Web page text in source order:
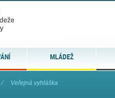
MLÁDEŽ
⁄ Veřejná vyhláška